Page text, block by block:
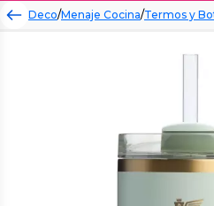
Deco/Menaje Cocina/Termos y